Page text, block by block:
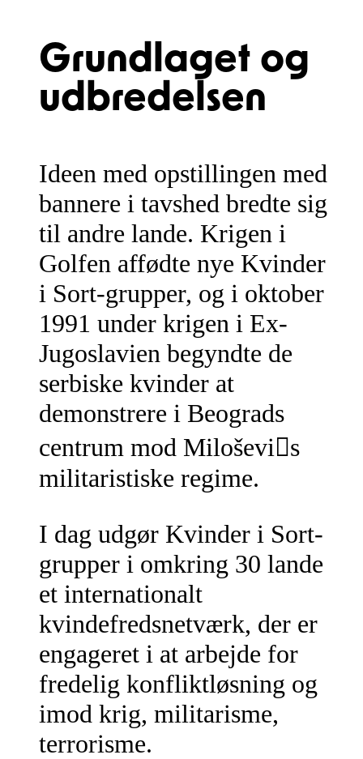
Grundlaget og
udbredelsen
Ideen med opstillingen med
bannere i tavshed bredte sig
til andre lande. Krigen i
Golfen affødte nye Kvinder
i Sort-grupper, og i oktober
1991 under krigen i Ex-
Jugoslavien begyndte de
serbiske kvinder at
demonstrere i Beograds
centrum mod Miloševi￿s
militaristiske regime.
I dag udgør Kvinder i Sort-
grupper i omkring 30 lande
et internationalt
kvindefredsnetværk, der er
engageret i at arbejde for
fredelig konfliktløsning og
imod krig, militarisme,
terrorisme.